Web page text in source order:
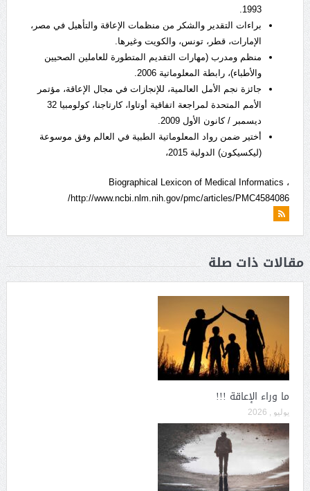
1993.
براءات التقدير والشكر من منظمات الإعاقة والتأهيل في مصر،
الإمارات، قطر، تونس، والكويت وغيرها.
منظم ومدرب (مهارات التقديم المتطورة للعاملين الصحيين
والأطباء)، رابطة المعلوماتية 2006.
جائزة نجم الأمل العالمية، للإنجازات في مجال الإعاقة، مؤتمر
الأمم المتحدة لمراجعة اتفاقية أوتاوا، كارتاجنا، كولومبيا 32
ديسمبر / كانون الأول 2009.
أختير ضمن رواد المعلوماتية الطبية في العالم وفق موسوعة
(ليكسيكون) الدولية 2015،
Biographical Lexicon of Medical Informatics ،
http://www.ncbi.nlm.nih.gov/pmc/articles/PMC4584086/
مقالات ذات صلة
ما وراء الإعاقة !!!
يوليو , 2026